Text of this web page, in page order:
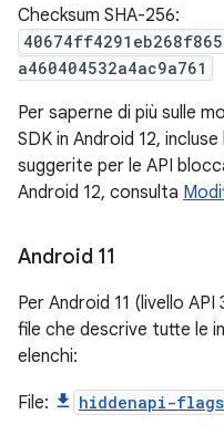
Checksum SHA-256:
a460404532a4ac9a761
Per saperne di più sulle
SDK in Android 12,
suggerite per le API
Android 12, consulta
Android 11
Per Android 11 (livello
file che descrive tutte le
elenchi:
File: hiddenapi-